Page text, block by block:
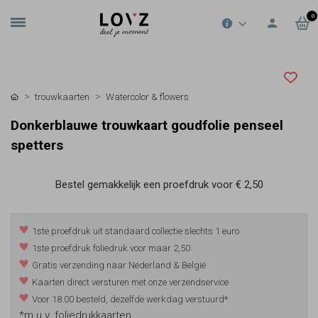
0
trouwkaarten Watercolor & flowers
Donkerblauwe trouwkaart goudfolie penseel
spetters
Bestel gemakkelijk een proefdruk voor € 2,50
1ste proefdruk uit standaard collectie slechts 1 euro
1ste proefdruk foliedruk voor maar 2,50
Gratis verzending naar Nederland & België
Kaarten direct versturen met onze verzendservice
Voor 18:00 besteld, dezelfde werkdag verstuurd*
*m.u.v. foliedrukkaarten